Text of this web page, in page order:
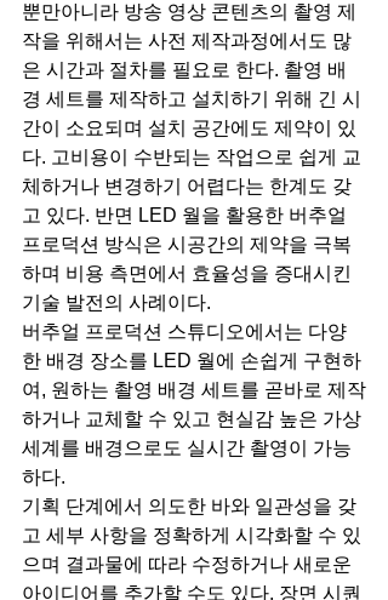
뿐만아니라 방송 영상 콘텐츠의 촬영 제
작을 위해서는 사전 제작과정에서도 많
은 시간과 절차를 필요로 한다. 촬영 배
경 세트를 제작하고 설치하기 위해 긴 시
간이 소요되며 설치 공간에도 제약이 있
다. 고비용이 수반되는 작업으로 쉽게 교
체하거나 변경하기 어렵다는 한계도 갖
고 있다. 반면 LED 월을 활용한 버추얼
프로덕션 방식은 시공간의 제약을 극복
하며 비용 측면에서 효율성을 증대시킨
기술 발전의 사례이다.
버추얼 프로덕션 스튜디오에서는 다양
한 배경 장소를 LED 월에 손쉽게 구현하
여, 원하는 촬영 배경 세트를 곧바로 제작
하거나 교체할 수 있고 현실감 높은 가상
세계를 배경으로도 실시간 촬영이 가능
하다.
기획 단계에서 의도한 바와 일관성을 갖
고 세부 사항을 정확하게 시각화할 수 있
으며 결과물에 따라 수정하거나 새로운
아이디어를 추가할 수도 있다. 장면 시퀀